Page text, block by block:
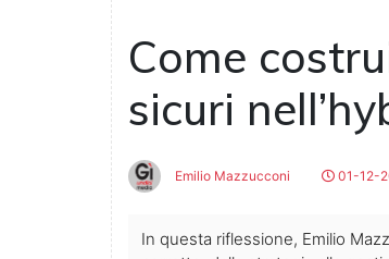
Come
sicuri
Emilio Mazzucconi 01-12-
In questa riflessione, Emilio